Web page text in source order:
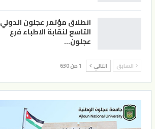
انطلاق مؤتمر عجلون الدولي
التاسع لنقابة الاطباء فرع
عجلون…
السابق التالي 1 من 630